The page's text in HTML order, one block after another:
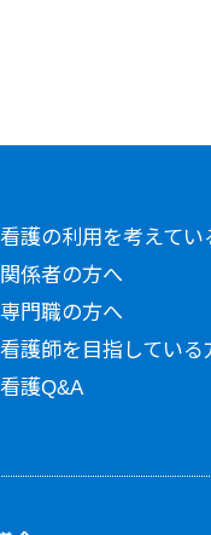
護の利用を考えてい
係者の方へ
門職の方へ
護師を目指している
護Q&A